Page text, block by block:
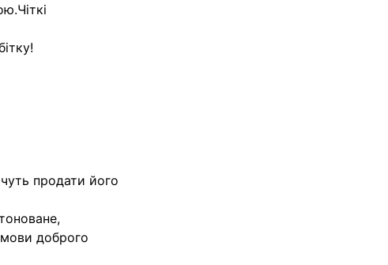
продати його
доброго